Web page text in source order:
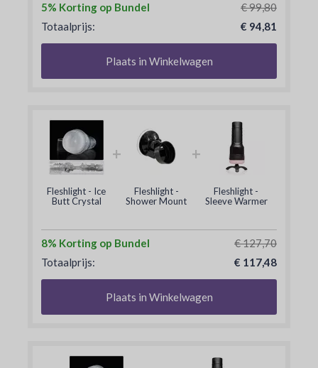
5% Korting op Bundel
Totaalprijs:
€ 99,80
€ 94,81
Plaats in Winkelwagen
Fleshlight - Ice
Butt Crystal
+
Fleshlight -
Shower Mount
+
Fleshlight -
Sleeve Warmer
8% Korting op Bundel
Totaalprijs:
€ 127,70
€ 117,48
Plaats in Winkelwagen